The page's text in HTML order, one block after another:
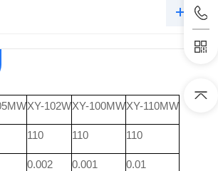
XY-102WXY-100MWXY-110MW
110 110 110
0.002 0.001 0.01